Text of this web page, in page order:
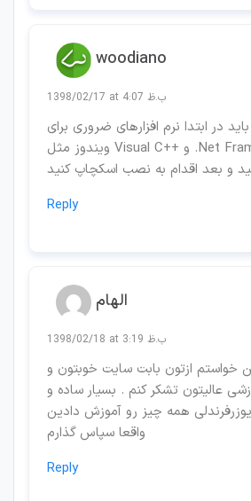
woodiano
1398/02/17 at 4:07 ب.ظ
در ابتدا نرم افزارهای ضروری برای
ویندوز مثل Visual C++ و .Net Framework رو
Reply
الهام
1398/02/18 at 3:19 ب.ظ
خواستم ازتون بابت سایت خوبتون و
عالیتون تشکر کنم . بسیار ساده و
یوزرفرندلی همه چیز رو آموزش دادین
واقعا سپاس گذارم
Reply